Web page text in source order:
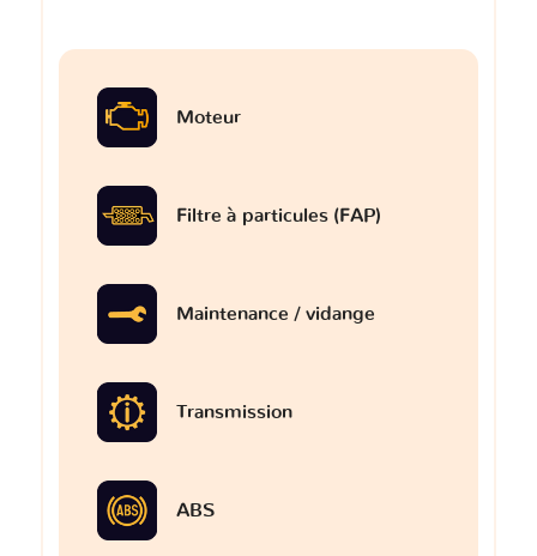
Moteur
Filtre à particules (FAP)
Maintenance / vidange
Transmission
ABS